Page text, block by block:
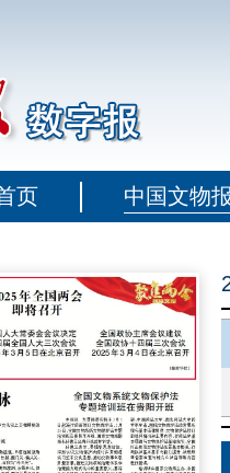
页 中国文物